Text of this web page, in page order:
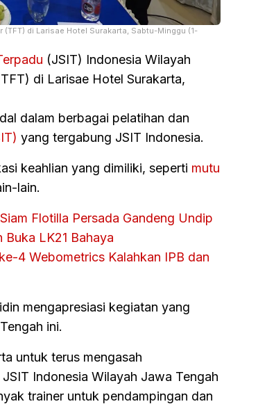
di Larisae Hotel Surakarta, Sabtu-Minggu (1-
(JSIT) Indonesia Wilayah
di Larisae Hotel Surakarta,
dalam berbagai pelatihan dan
yang tergabung JSIT Indonesia.
keahlian yang dimiliki, seperti mutu
lain.
Flotilla Persada Gandeng Undip
LK21 Bahaya
4 Webometrics Kalahkan IPB dan
mengapresiasi kegiatan yang
ini.
untuk terus mengasah
Indonesia Wilayah Jawa Tengah
trainer untuk pendampingan dan